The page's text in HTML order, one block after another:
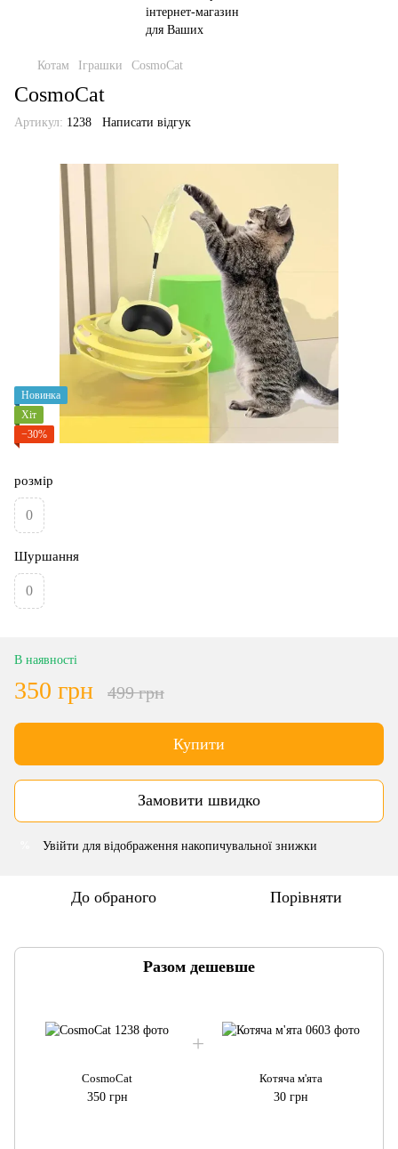
Котам Іграшки CosmoCat
CosmoCat
Артикул: 1238 Написати відгук
Новинка
Хіт
−30%
розмір
0
Шуршання
0
В наявності
350 грн 499 грн
Купити
Замовити швидко
Увійти для відображення накопичувальної знижки
До обраного Порівняти
Разом дешевше
CosmoCat
350 грн
Котяча м'ята
30 грн